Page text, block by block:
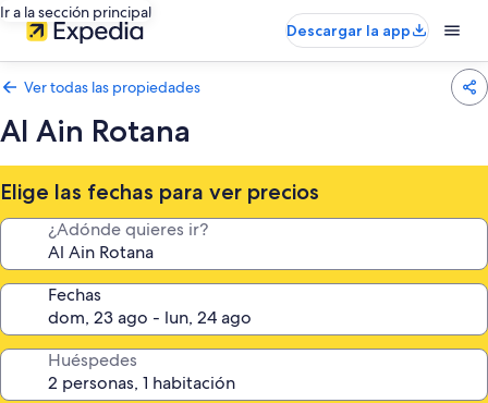
Ir a la sección principal
Descargar la app
Ver todas las propiedades
Al Ain Rotana
Elige las fechas para ver precios
¿Adónde quieres ir?
Fechas
Huéspedes